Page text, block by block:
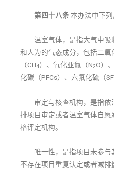
第四十八条本办法中下列
温室气体，是指大气中吸
和人为的气态成分，包括二氧
（CH4）、氧化亚氮（N2O）
化碳（PFCs）、六氟化硫（SF
审定与核查机构，是指依
排项目审定或者温室气体自
格评定机构。
唯一性，是指项目未参与
不存在项目重复认定或者减排